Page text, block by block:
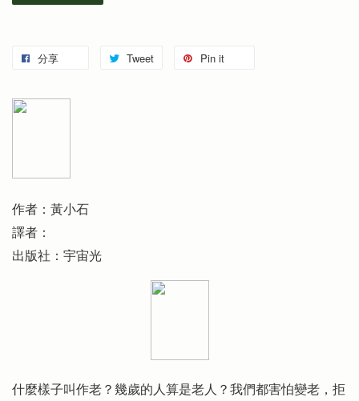
分享 Tweet Pin it
作者：黃小石
譯者：
出版社：宇宙光
什麼樣子叫作老？幾歲的人算是老人？我們都害怕變老，拒